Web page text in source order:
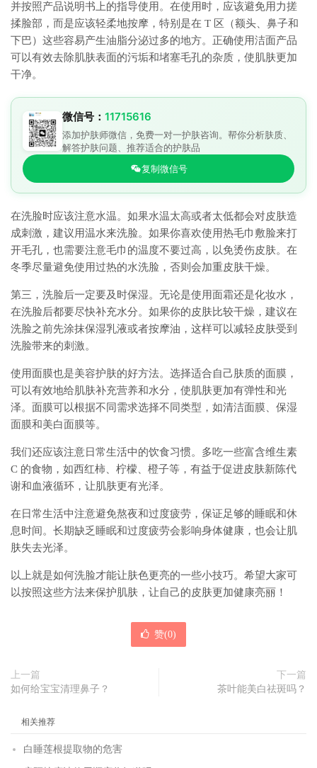
并按照产品说明书上的指导使用。在使用时，应该避免用力搓
揉脸部，而是应该轻柔地按摩，特别是在 T 区（额头、鼻子和
下巴）这些容易产生油脂分泌过多的地方。正确使用洁面产品
可以有效去除肌肤表面的污垢和堵塞毛孔的杂质，使肌肤更加
干净。
微信号： 11715616
添加护肤师微信，免费一对一护肤咨询。帮你分析肤质、
解答护肤问题、推荐适合的护肤品
复制微信号
在洗脸时应该注意水温。如果水温太高或者太低都会对皮肤造
成刺激，建议用温水来洗脸。如果你喜欢使用热毛巾敷脸来打
开毛孔，也需要注意毛巾的温度不要过高，以免烫伤皮肤。在
冬季尽量避免使用过热的水洗脸，否则会加重皮肤干燥。
第三，洗脸后一定要及时保湿。无论是使用面霜还是化妆水，
在洗脸后都要尽快补充水分。如果你的皮肤比较干燥，建议在
洗脸之前先涂抹保湿乳液或者按摩油，这样可以减轻皮肤受到
洗脸带来的刺激。
使用面膜也是美容护肤的好方法。选择适合自己肤质的面膜，
可以有效地给肌肤补充营养和水分，使肌肤更加有弹性和光
泽。面膜可以根据不同需求选择不同类型，如清洁面膜、保湿
面膜和美白面膜等。
我们还应该注意日常生活中的饮食习惯。多吃一些富含维生素
C 的食物，如西红柿、柠檬、橙子等，有益于促进皮肤新陈代
谢和血液循环，让肌肤更有光泽。
在日常生活中注意避免熬夜和过度疲劳，保证足够的睡眠和休
息时间。长期缺乏睡眠和过度疲劳会影响身体健康，也会让肌
肤失去光泽。
以上就是如何洗脸才能让肤色更亮的一些小技巧。希望大家可
以按照这些方法来保护肌肤，让自己的皮肤更加健康亮丽！
赞(0)
上一篇
如何给宝宝清理鼻子？
下一篇
茶叶能美白祛斑吗？
相关推荐
白睡莲根提取物的危害